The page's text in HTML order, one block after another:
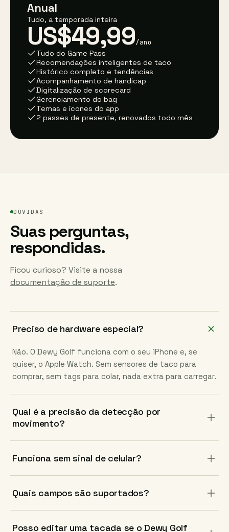
Anual
Tudo, a temporada inteira
US$49,99/ano
Tudo do Game Pass
Recomendações inteligentes de taco
Histórico completo e tendências
Acompanhamento de handicap
Digitalização de scorecard
Gerenciamento do bag
Temas e ícones do app
2 passes de presente, renovados todo mês
DÚVIDAS
Suas perguntas,
respondidas.
Ficou curioso? Visite a nossa
documentação de suporte.
Preciso de hardware especial?
Não. O Dewy Golf funciona com o seu iPhone e, se
quiser, o Apple Watch. Sem sensores de taco para
comprar, sem tags para colar, nada extra para carregar.
Qual é a precisão da detecção por
movimento?
swings reais e descarta movimentos de prática,
Funciona sem sinal de celular?
campos ficam em cache no início da rodada. Seu
Quais campos são suportados?
e no Japão, e mais países a caminho. Se faltar seu
Posso editar uma tacada se o Dewy Golf